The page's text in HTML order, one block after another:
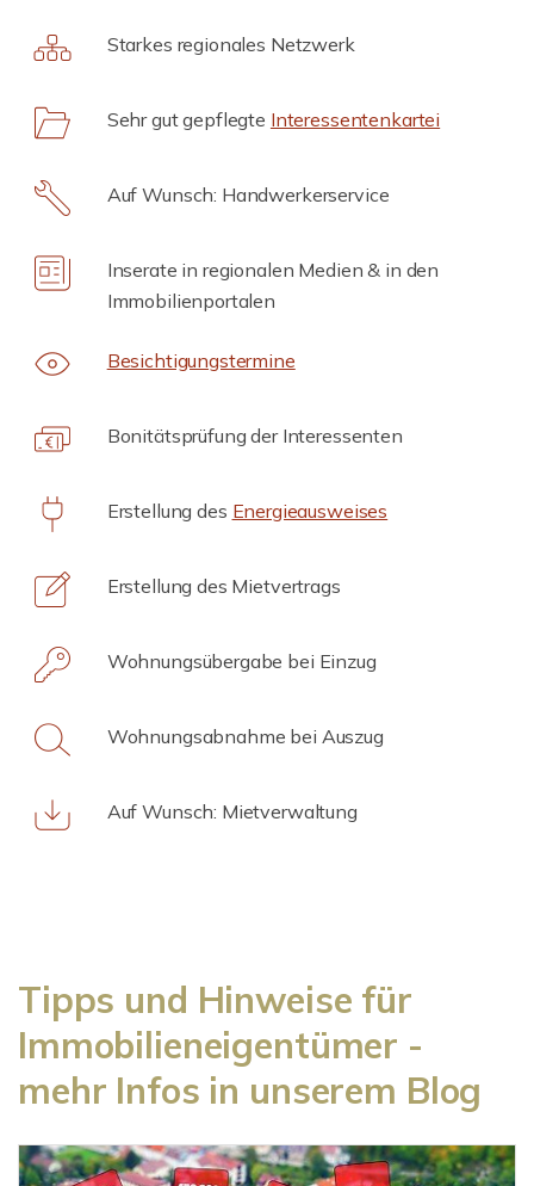
Starkes regionales Netzwerk
Sehr gut gepflegte Interessentenkartei
Auf Wunsch: Handwerkerservice
Inserate in regionalen Medien & in den
Immobilienportalen
Besichtigungstermine
Bonitätsprüfung der Interessenten
Erstellung des Energieausweises
Erstellung des Mietvertrags
Wohnungsübergabe bei Einzug
Wohnungsabnahme bei Auszug
Auf Wunsch: Mietverwaltung
Tipps und Hinweise für
Immobilieneigentümer -
mehr Infos in unserem Blog